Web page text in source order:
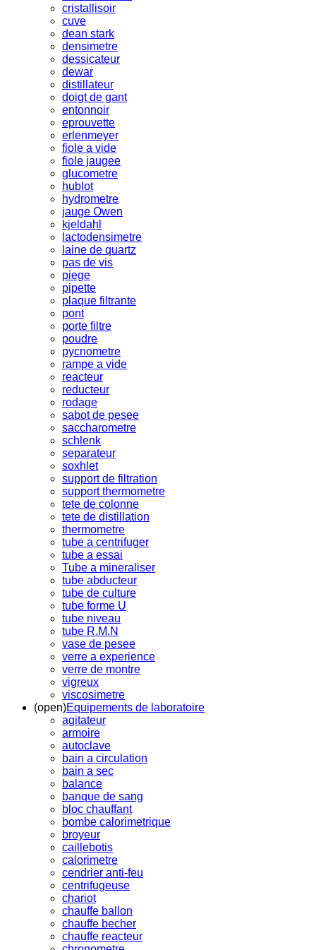
cristallisoir
cuve
dean stark
densimetre
dessicateur
dewar
distillateur
doigt de gant
entonnoir
eprouvette
erlenmeyer
fiole a vide
fiole jaugee
glucometre
hublot
hydrometre
jauge Owen
kjeldahl
lactodensimetre
laine de quartz
pas de vis
piege
pipette
plaque filtrante
pont
porte filtre
poudre
pycnometre
rampe a vide
reacteur
reducteur
rodage
sabot de pesee
saccharometre
schlenk
separateur
soxhlet
support de filtration
support thermometre
tete de colonne
tete de distillation
thermometre
tube a centrifuger
tube a essai
Tube a mineraliser
tube abducteur
tube de culture
tube forme U
tube niveau
tube R.M.N
vase de pesee
verre a experience
verre de montre
vigreux
viscosimetre
(open)Equipements de laboratoire
agitateur
armoire
autoclave
bain a circulation
bain a sec
balance
banque de sang
bloc chauffant
bombe calorimetrique
broyeur
caillebotis
calorimetre
cendrier anti-feu
centrifugeuse
chariot
chauffe ballon
chauffe becher
chauffe reacteur